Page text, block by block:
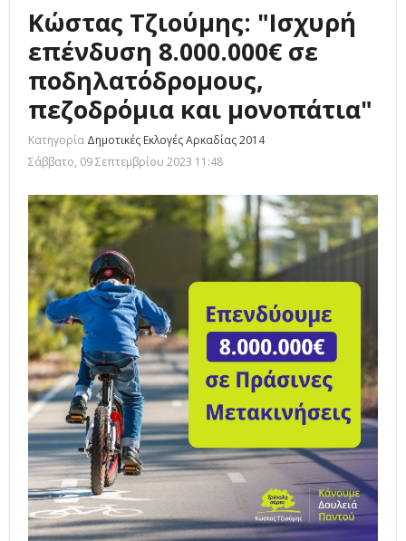
Κώστας Τζιούμης: "Ισχυρή
επένδυση 8.000.000€ σε
ποδηλατόδρομους,
πεζοδρόμια και μονοπάτια"
Κατηγορία Δημοτικές Εκλογές Αρκαδίας 2014
Σάββατο, 09 Σεπτεμβρίου 2023 11:48